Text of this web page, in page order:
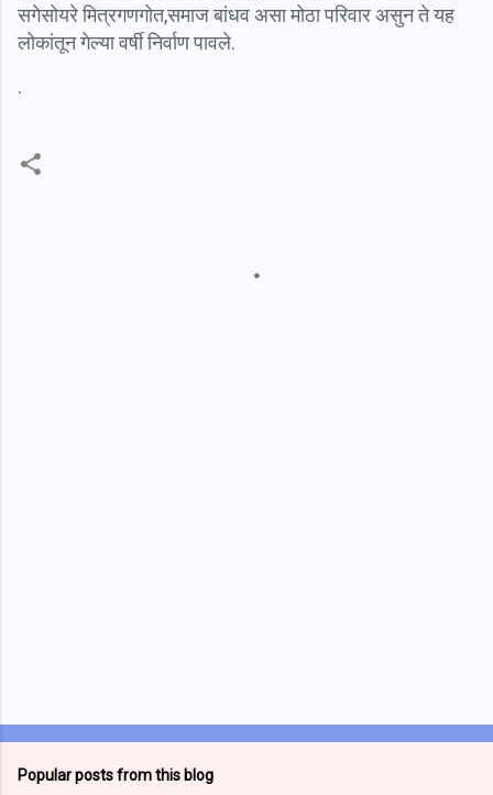
सगेसोयरे मित्रगणगोत,समाज बांधव असा मोठा परिवार असुन ते यह
लोकांतून गेल्या वर्षी निर्वाण पावले.
.
Popular posts from this blog